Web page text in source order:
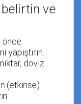
belirtin ve
önce
yapıştırın.
döviz
(etkinse)